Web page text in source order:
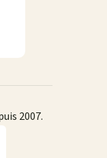
2007.